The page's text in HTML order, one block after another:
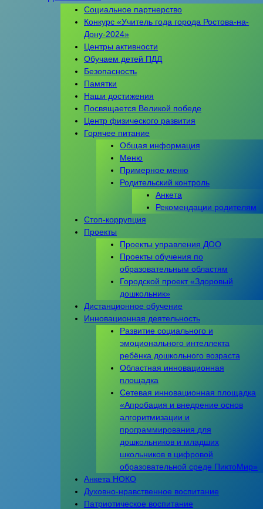
Социальное партнерство
Конкурс «Учитель года города Ростова-на-
Дону-2024»
Центры активности
Обучаем детей ПДД
Безопасность
Памятки
Наши достижения
Посвящается Великой победе
Центр физического развития
Горячее питание
Общая информация
Меню
Примерное меню
Родительский контроль
Анкета
Рекомендации родителям
Стоп-коррупция
Проекты
Проекты управления ДОО
Проекты обучения по
образовательным областям
Городской проект «Здоровый
дошкольник»
Дистанционное обучение
Инновационная деятельность
Развитие социального и
эмоционального интеллекта
ребёнка дошкольного возраста
Областная инновационная
площадка
Сетевая инновационная площадка
«Апробация и внедрение основ
алгоритмизации и
программирования для
дошкольников и младших
школьников в цифровой
образовательной среде ПиктоМир»
Анкета НОКО
Духовно-нравственное воспитание
Патриотическое воспитание